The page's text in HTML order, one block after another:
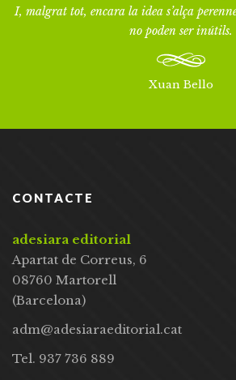
I, malgrat tot, encara la idea s’alça
no poden ser inútils.
Xuan Bello
CONTACTE
adesiara editorial
Apartat de Correus, 6
08760 Martorell
(Barcelona)
adm@adesiaraeditorial.cat
Tel. 937 736 889